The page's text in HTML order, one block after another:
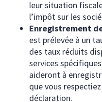
leur situation
l’impôt sur les
Enregistrement
est prélevée à un
des taux réduits
services
aideront à
que vous
déclaration.